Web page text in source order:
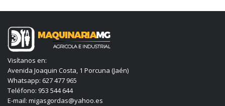
Visítanos en:
Avenida Joaquin Costa, 1 Porcuna (Jaén)
Whatsapp: 627 477 965
Teléfono: 953 544 644
E-mail: migasgordas@yahoo.es